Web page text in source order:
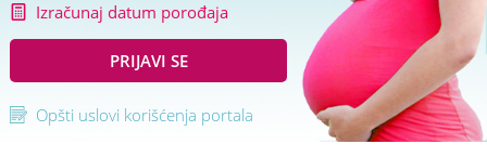
Izračunaj datum porođaja
PRIJAVI SE
Opšti uslovi korišćenja portala